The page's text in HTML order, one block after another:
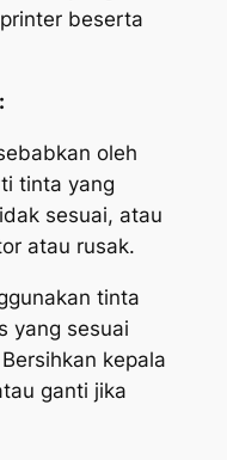
beserta
oleh
tinta yang
sesuai, atau
atau rusak.
tinta
yang sesuai
kepala
ganti jika